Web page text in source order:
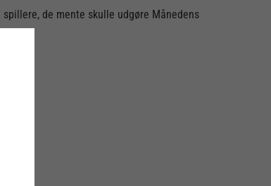
de mente skulle udgøre Månedens